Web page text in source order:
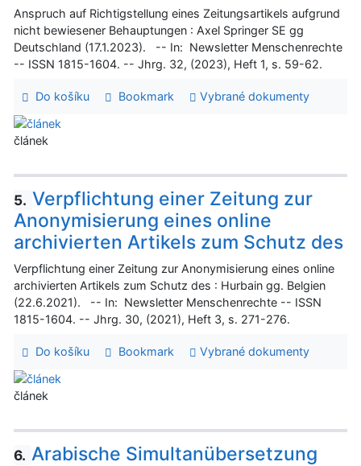
Anspruch auf Richtigstellung eines Zeitungsartikels aufgrund
nicht bewiesener Behauptungen : Axel Springer SE gg
Deutschland (17.1.2023). -- In: Newsletter Menschenrechte
-- ISSN 1815-1604. -- Jhrg. 32, (2023), Heft 1, s. 59-62.
Do košíku Bookmark Vybrané dokumenty
článek
5. Verpflichtung einer Zeitung zur
Anonymisierung eines online
archivierten Artikels zum Schutz des
Verpflichtung einer Zeitung zur Anonymisierung eines online
archivierten Artikels zum Schutz des : Hurbain gg. Belgien
(22.6.2021). -- In: Newsletter Menschenrechte -- ISSN
1815-1604. -- Jhrg. 30, (2021), Heft 3, s. 271-276.
Do košíku Bookmark Vybrané dokumenty
článek
6. Arabische Simultanübersetzung